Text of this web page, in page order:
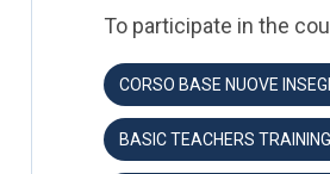
To participate in the
CORSO BASE NUOVE
BASIC TEACHERS